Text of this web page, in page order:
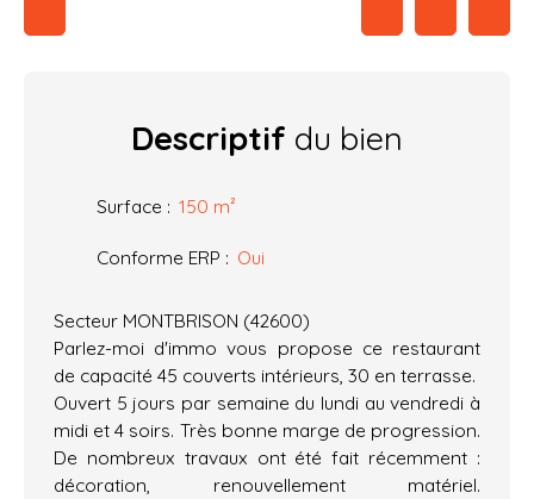
Descriptif du bien
Surface : 150 m²
Conforme ERP : Oui
Secteur MONTBRISON (42600)
Parlez-moi d'immo vous propose ce restaurant
de capacité 45 couverts intérieurs, 30 en terrasse.
Ouvert 5 jours par semaine du lundi au vendredi à
midi et 4 soirs. Très bonne marge de progression.
De nombreux travaux ont été fait récemment :
décoration, renouvellement matériel.